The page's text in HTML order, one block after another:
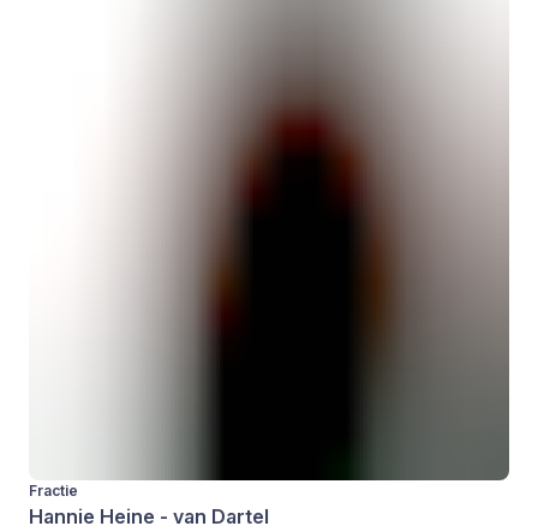
Fractie
Hannie Heine - van Dartel